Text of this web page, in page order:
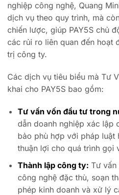
nghiệp công nghệ, Quang
dịch vụ theo quy trình, mà
chiến lược, giúp PAY5S chủ
các rủi ro liên quan đến hoạt
trị công ty.
Các dịch vụ tiêu biểu mà Tư
khai cho PAY5S bao gồm:
Tư vấn vốn đầu tư trong
dẫn doanh nghiệp xác lập
bảo phù hợp với pháp luật
thuận lợi cho quá trình gọi
Thành lập công ty: Tư vấn
công nghệ đặc thù, soạn
phép kinh doanh và xử lý